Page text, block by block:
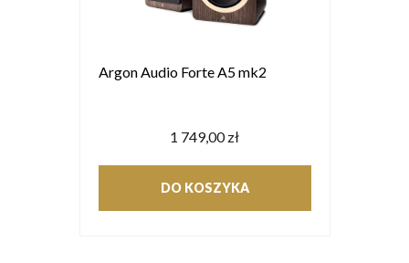
Argon Audio Forte A5 mk2
1 749,00 zł
DO KOSZYKA